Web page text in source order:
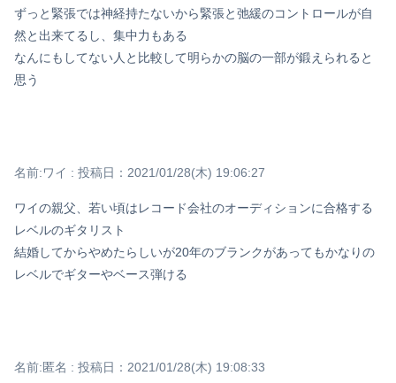
Powered by livedoor 相互RSS
ずっと緊張では神経持たないから緊張と弛緩のコントロールが自
然と出来てるし、集中力もある
なんにもしてない人と比較して明らかの脳の一部が鍛えられると
思う
名前:ワイ : 投稿日：2021/01/28(木) 19:06:27
ワイの親父、若い頃はレコード会社のオーディションに合格する
レベルのギタリスト
結婚してからやめたらしいが20年のブランクがあってもかなりの
レベルでギターやベース弾ける
名前:匿名 : 投稿日：2021/01/28(木) 19:08:33